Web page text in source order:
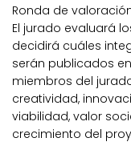
Ronda de
El jurado evaluará
decidirá cuáles
serán publicados
miembros del
creatividad,
viabilidad, valor
crecimiento del